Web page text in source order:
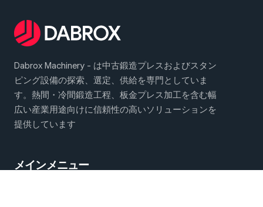
Dabrox Machinery - は中古鍛造プレスおよびスタン
ピング設備の探索、選定、供給を専門としていま
す。熱間・冷間鍛造工程、板金プレス加工を含む幅
広い産業用途向けに信頼性の高いソリューションを
提供しています
メインメニュー